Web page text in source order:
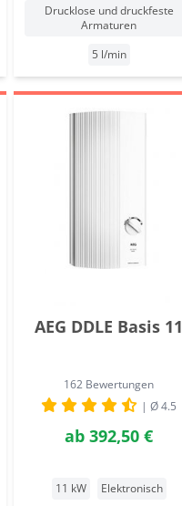
Drucklose und druckfeste
Armaturen
5 l/min
AEG DDLE Basis 11
162 Bewertungen
| Ø 4.5
ab 392,50 €
11 kW
Elektronisch